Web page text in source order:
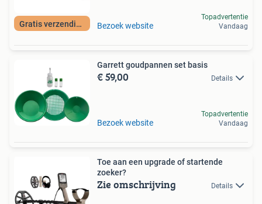
Gratis verzending Bezoek website
Topadvertentie
Vandaag
Garrett goudpannen set basis
€ 59,00 Details
Bezoek website
Topadvertentie
Vandaag
Toe aan een upgrade of startende
zoeker?
Zie omschrijving Details